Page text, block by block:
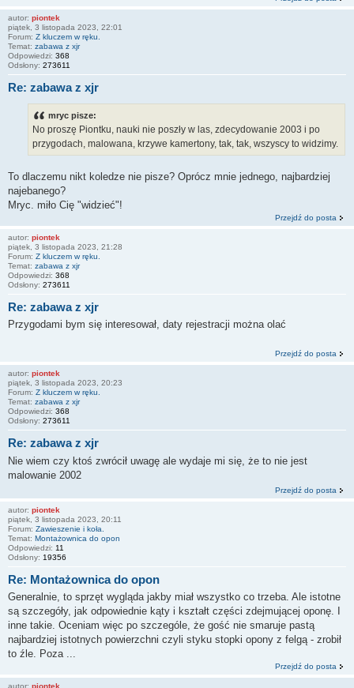
autor: piontek
piątek, 3 listopada 2023, 22:01
Forum: Z kluczem w ręku.
Temat: zabawa z xjr
Odpowiedzi: 368
Odsłony: 273611
Re: zabawa z xjr
mryc pisze:
No proszę Piontku, nauki nie poszły w las, zdecydowanie 2003 i po
przygodach, malowana, krzywe kamertony, tak, tak, wszyscy to widzimy.
To dlaczemu nikt koledze nie pisze? Oprócz mnie jednego, najbardziej
najebanego?
Mryc. miło Cię "widzieć"!
Przejdź do posta
autor: piontek
piątek, 3 listopada 2023, 21:28
Forum: Z kluczem w ręku.
Temat: zabawa z xjr
Odpowiedzi: 368
Odsłony: 273611
Re: zabawa z xjr
Przygodami bym się interesował, daty rejestracji można olać
Przejdź do posta
autor: piontek
piątek, 3 listopada 2023, 20:23
Forum: Z kluczem w ręku.
Temat: zabawa z xjr
Odpowiedzi: 368
Odsłony: 273611
Re: zabawa z xjr
Nie wiem czy ktoś zwrócił uwagę ale wydaje mi się, że to nie jest
malowanie 2002
Przejdź do posta
autor: piontek
piątek, 3 listopada 2023, 20:11
Forum: Zawieszenie i koła.
Temat: Montażownica do opon
Odpowiedzi: 11
Odsłony: 19356
Re: Montażownica do opon
Generalnie, to sprzęt wygląda jakby miał wszystko co trzeba. Ale istotne
są szczegóły, jak odpowiednie kąty i kształt części zdejmującej oponę. I
inne takie. Oceniam więc po szczególe, że gość nie smaruje pastą
najbardziej istotnych powierzchni czyli styku stopki opony z felgą - zrobił
to źle. Poza ...
Przejdź do posta
autor: piontek